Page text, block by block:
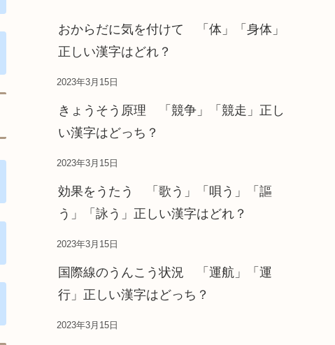
おからだに気を付けて 「体」「身体」
正しい漢字はどれ？
2023年3月15日
きょうそう原理 「競争」「競走」正し
い漢字はどっち？
2023年3月15日
効果をうたう 「歌う」「唄う」「謳
う」「詠う」正しい漢字はどれ？
2023年3月15日
国際線のうんこう状況 「運航」「運
行」正しい漢字はどっち？
2023年3月15日